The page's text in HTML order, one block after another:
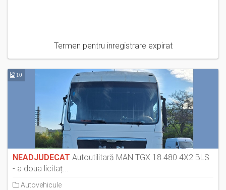
Termen pentru inregistrare expirat
10
NEADJUDECAT Autoutilitară MAN TGX 18.480 4X2 BLS
- a doua licitaț...
Autovehicule